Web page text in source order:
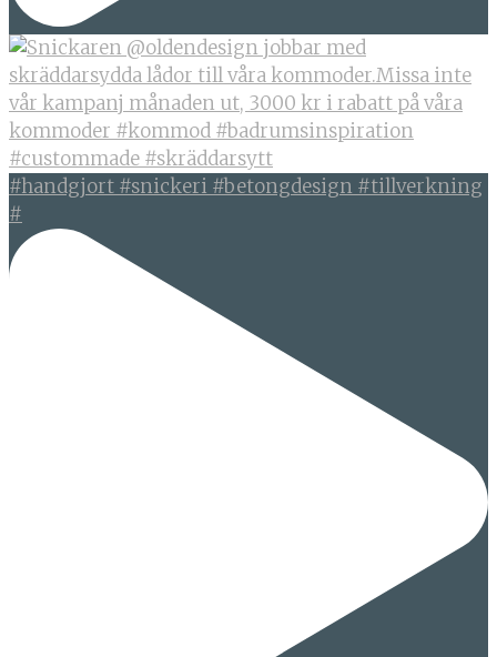
#handgjort #snickeri #betongdesign #tillverkning
#